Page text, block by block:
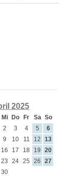
2025
Mi Do Fr Sa So
2 3 4 5
6
9 10 11 12
13
16 17 18 19
20
23 24 25 26
27
30